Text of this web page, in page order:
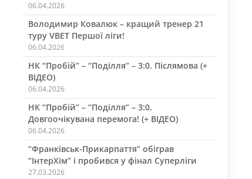
06.04.2026
Володимир Ковалюк – кращий тренер 21
туру VBET Першої ліги!
06.04.2026
НК “Пробій” – “Поділля” – 3:0. Післямова (+
ВІДЕО)
06.04.2026
НК “Пробій” – “Поділля” – 3:0.
Довгоочікувана перемога! (+ ВІДЕО)
06.04.2026
“Франківськ-Прикарпаття” обіграв
“ІнтерХім” і пробився у фінал Суперліги
27.03.2026